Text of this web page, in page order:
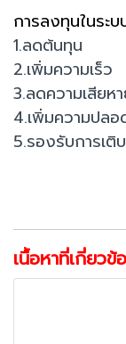
การลงทุนในระบ
1.ลดต้นทุน
2.เพิ่มความเร็ว
3.ลดความเสียห
4.เพิ่มความปลอ
5.รองรับการเติ
เนื้อหาที่เกี่ยวข้